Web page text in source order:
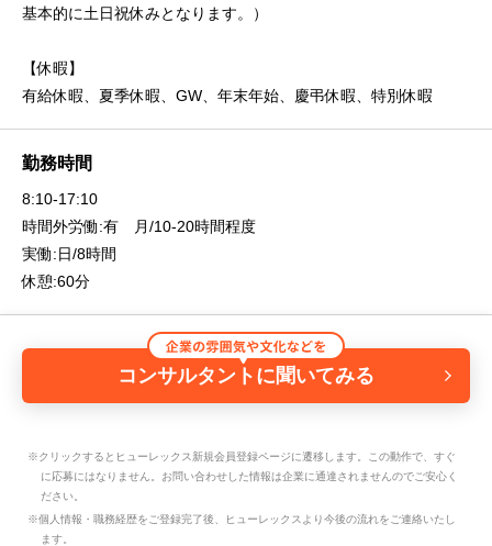
基本的に土日祝休みとなります。）
【休暇】
有給休暇、夏季休暇、GW、年末年始、慶弔休暇、特別休暇
勤務時間
8:10-17:10
時間外労働:有 月/10-20時間程度
実働:日/8時間
休憩:60分
コンサルタントに聞いてみる
※クリックするとヒューレックス新規会員登録ページに遷移します。この動作で、すぐ
に応募にはなりません。お問い合わせした情報は企業に通達されませんのでご安心く
ださい。
※個人情報・職務経歴をご登録完了後、ヒューレックスより今後の流れをご連絡いたし
ます。